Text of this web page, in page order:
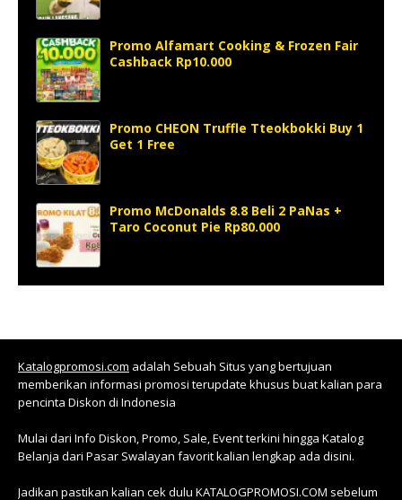
Promo Alfamart Cooking & Frozen Fair
Cashback Rp10.000
Promo CHEON Truffle Tteokbokki Buy 1
Get 1 Free
Promo McDonalds 8.8 Beli 2 PaNas +
Taro Coconut Pie Rp80.000
Katalogpromosi.com adalah Sebuah Situs yang bertujuan
memberikan informasi promosi terupdate khusus buat kalian para
pencinta Diskon di Indonesia
Mulai dari Info Diskon, Promo, Sale, Event terkini hingga Katalog
Belanja dari Pasar Swalayan favorit kalian lengkap ada disini.
Jadikan pastikan kalian cek dulu KATALOGPROMOSI.COM sebelum